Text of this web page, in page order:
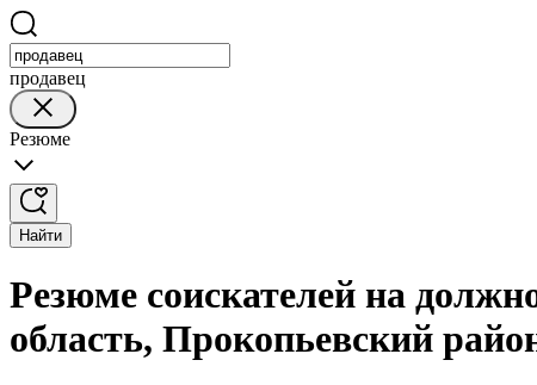
продавец
Резюме
Найти
Резюме соискателей на
область, Прокопьевский